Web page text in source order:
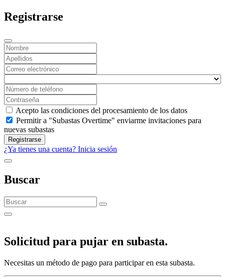
Registrarse
Acepto las condiciones del procesamiento de los datos
Permitir a "Subastas Overtime" enviarme invitaciones para
nuevas subastas
Registrarse
¿Ya tienes una cuenta? Inicia sesión
Buscar
Solicitud para pujar en subasta.
Necesitas un método de pago para participar en esta subasta.